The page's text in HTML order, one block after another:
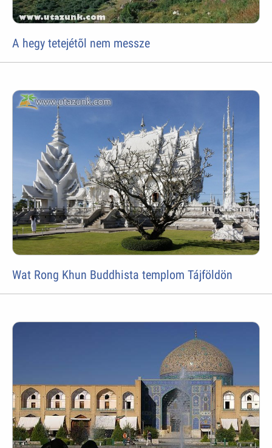
A hegy tetejétõl nem messze
Wat Rong Khun Buddhista templom Tájföldön